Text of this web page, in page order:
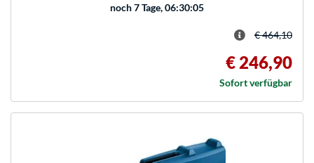
noch7 Tage, 06:30:05
€ 464,10
€ 246,90
Sofort verfügbar